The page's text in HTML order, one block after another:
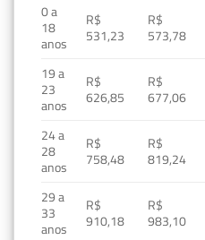
0 a
18
anos
R$
531,23
R$
573,78
19 a
23
anos
R$
626,85
R$
677,06
24 a
28
anos
R$
758,48
R$
819,24
29 a
33
anos
R$
910,18
R$
983,10